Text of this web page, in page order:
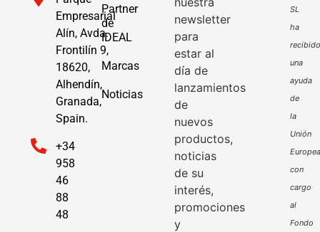
Empresarial
Alín, Avda.
Frontilín 9,
18620,
Alhendín,
Granada,
Spain.
+34
958
46
88
48
Partner
de
IDEAL
Marcas
Noticias
newsletter
para
estar al
día de
lanzamientos
de
nuevos
productos,
noticias
de su
interés,
promociones
y
SL
ha
recibido
una
ayuda
de
la
Unión
Europea
con
cargo
al
Fondo